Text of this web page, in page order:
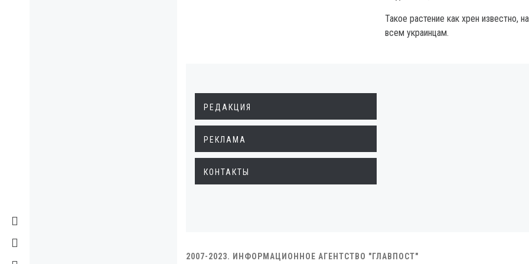
Такое растение как хрен известно,
всем украинцам.
РЕДАКЦИЯ
РЕКЛАМА
КОНТАКТЫ
2007-2023. ИНФОРМАЦИОННОЕ АГЕНТСТВО "ГЛАВПОСТ"